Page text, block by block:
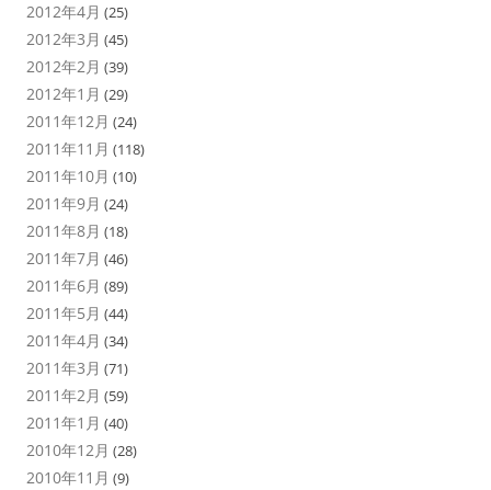
2012年4月 (25)
2012年3月 (45)
2012年2月 (39)
2012年1月 (29)
2011年12月 (24)
2011年11月 (118)
2011年10月 (10)
2011年9月 (24)
2011年8月 (18)
2011年7月 (46)
2011年6月 (89)
2011年5月 (44)
2011年4月 (34)
2011年3月 (71)
2011年2月 (59)
2011年1月 (40)
2010年12月 (28)
2010年11月 (9)